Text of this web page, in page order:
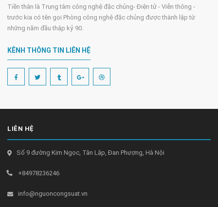
Tiền thân là Trung tâm công nghệ đặc chủng- Điện tử - Viễn thông -
trước kia có tên gọi Phòng công nghệ đặc chủng được thành lập từ
những năm đầu thập kỷ 90.
KÊNH THÔNG TIN LIÊN HỆ
LIÊN HỆ
Số 9 đường Kim Ngọc, Tân Lập, Đan Phượng, Hà Nội
+84978236246
info@nguoncongsuat.vn